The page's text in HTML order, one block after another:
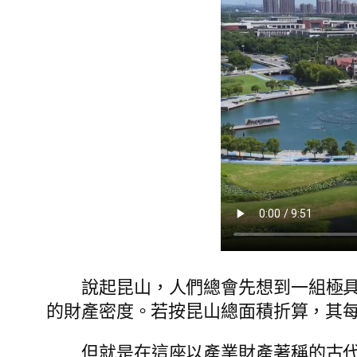
說起昆山，人們總會先想到一組極
的財產密度。若按昆山總面積折算，其
但就是在這座以產業財產著稱的古